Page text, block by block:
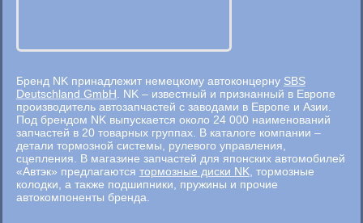
Бренд NK принадлежит немецкому автоконцерну SBS
Deutschland GmbH . NK – известный и признанный в Европе
производитель автозапчастей с заводами в Европе и Азии.
Под брендом NK выпускается около 24 000 наименований
запчастей в 20 товарных группах. В каталоге компании –
детали тормозной системы, рулевого управления,
сцепления. В магазине запчастей для японских автомобилей
«Автэк» предлагаются тормозные диски NK, тормозные
колодки, а также подшипники, пружины и прочие
автокомпоненты бренда.